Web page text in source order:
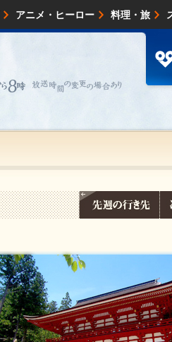
アニメ・ヒーロー 料理・旅